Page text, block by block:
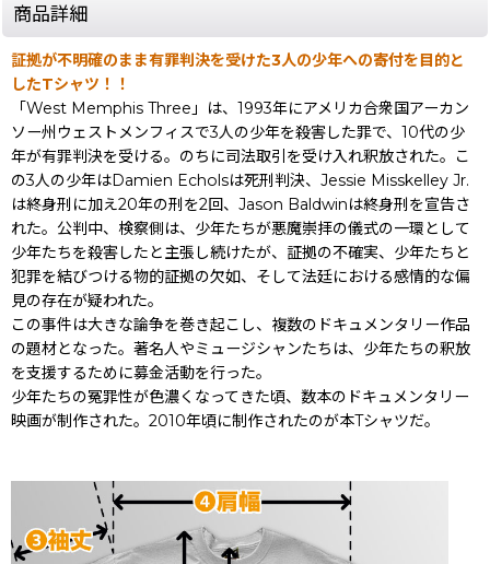
商品詳細
証拠が不明確のまま有罪判決を受けた3人の少年への寄付を目的と
したTシャツ！！
「West Memphis Three」は、1993年にアメリカ合衆国アーカン
ソー州ウェストメンフィスで3人の少年を殺害した罪で、10代の少
年が有罪判決を受ける。のちに司法取引を受け入れ釈放された。こ
の3人の少年はDamien Echolsは死刑判決、Jessie Misskelley Jr.
は終身刑に加え20年の刑を2回、Jason Baldwinは終身刑を宣告さ
れた。公判中、検察側は、少年たちが悪魔崇拝の儀式の一環として
少年たちを殺害したと主張し続けたが、証拠の不確実、少年たちと
犯罪を結びつける物的証拠の欠如、そして法廷における感情的な偏
見の存在が疑われた。
この事件は大きな論争を巻き起こし、複数のドキュメンタリー作品
の題材となった。著名人やミュージシャンたちは、少年たちの釈放
を支援するために募金活動を行った。
少年たちの冤罪性が色濃くなってきた頃、数本のドキュメンタリー
映画が制作された。2010年頃に制作されたのが本Tシャツだ。